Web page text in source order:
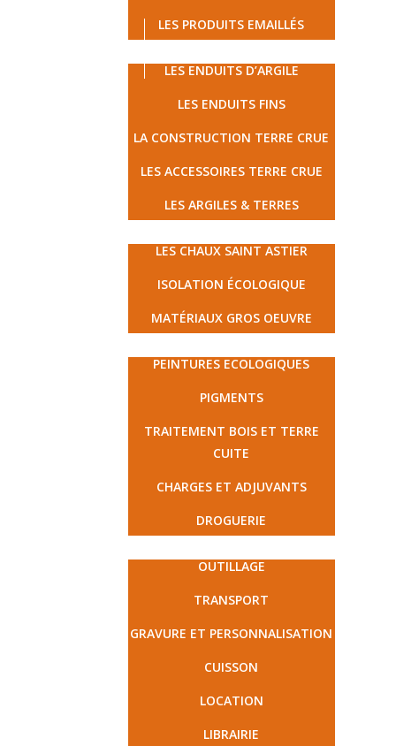
LES PRODUITS EMAILLÉS
LES ENDUITS D’ARGILE
LES ENDUITS FINS
LA CONSTRUCTION TERRE CRUE
LES ACCESSOIRES TERRE CRUE
LES ARGILES & TERRES
LES CHAUX SAINT ASTIER
ISOLATION ÉCOLOGIQUE
MATÉRIAUX GROS OEUVRE
PEINTURES ECOLOGIQUES
PIGMENTS
TRAITEMENT BOIS ET TERRE
CUITE
CHARGES ET ADJUVANTS
DROGUERIE
OUTILLAGE
TRANSPORT
GRAVURE ET PERSONNALISATION
CUISSON
LOCATION
LIBRAIRIE